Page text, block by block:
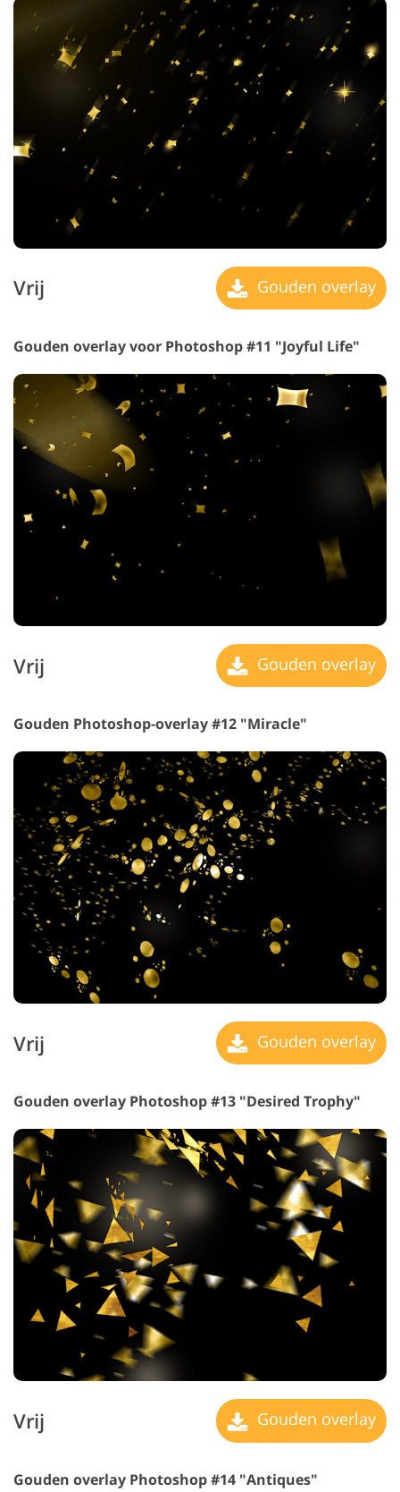
Vrij Gouden overlay
Gouden overlay voor Photoshop #11 "Joyful Life"
Vrij Gouden overlay
Gouden Photoshop-overlay #12 "Miracle"
Vrij Gouden overlay
Gouden overlay Photoshop #13 "Desired Trophy"
Vrij Gouden overlay
Gouden overlay Photoshop #14 "Antiques"